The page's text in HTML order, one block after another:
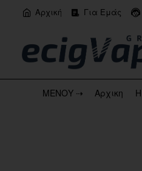
Αρχική Για Εμάς
ΜΕΝΟΥ ⇢ Αρχικη